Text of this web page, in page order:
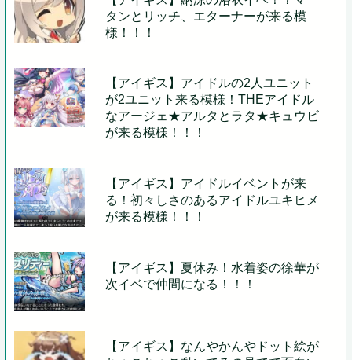
タンとリッチ、エターナーが来る模
様！！！
【アイギス】アイドルの2人ユニット
が2ユニット来る模様！THEアイドル
なアージェ★アルタとラタ★キュウビ
が来る模様！！！
【アイギス】アイドルイベントが来
る！初々しさのあるアイドルユキヒメ
が来る模様！！！
【アイギス】夏休み！水着姿の徐華が
次イベで仲間になる！！！
【アイギス】なんやかんやドット絵が